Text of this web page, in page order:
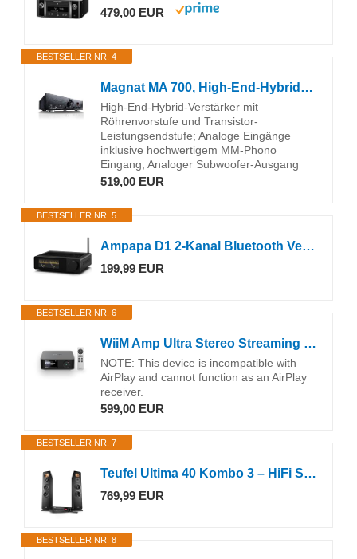
479,00 EUR
BESTSELLER NR. 4
Magnat MA 700, High-End-Hybrid-Verstärker mit Röhrenvorstufe und Transistor-Leistungsendstufe
High-End-Hybrid-Verstärker mit
Röhrenvorstufe und Transistor-
Leistungsendstufe; Analoge Eingänge
inklusive hochwertigem MM-Phono
Eingang, Analoger Subwoofer-Ausgang
519,00 EUR
BESTSELLER NR. 5
Ampapa D1 2-Kanal Bluetooth Verstärker: HiFi 300W×2 Stereo Amplifier mit HPF | Digitalem VU-Meter | SUB Pre-Out | Symmetrischem TRS-Eingang | Klangregelung & Fernbedienung für Heimkino- und Regalla
199,99 EUR
BESTSELLER NR. 6
WiiM Amp Ultra Stereo Streaming Verstärker, HDMI ARC, RoomFit, Space Gray
NOTE: This device is incompatible with
AirPlay and cannot function as an AirPlay
receiver.
599,00 EUR
BESTSELLER NR. 7
Teufel Ultima 40 Kombo 3 – HiFi Stereo Anlage mit Bluetooth und CD Receiver
769,99 EUR
BESTSELLER NR. 8